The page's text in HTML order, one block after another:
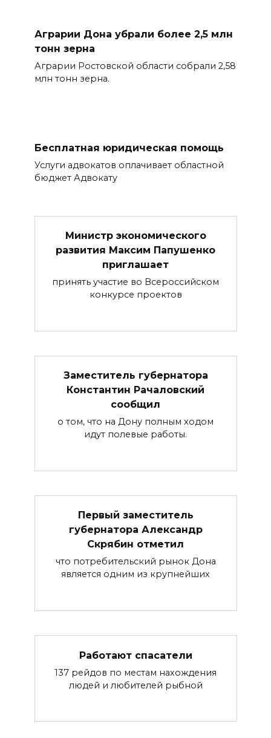
Аграрии Дона убрали более 2,5 млн
тонн зерна
Аграрии Ростовской области собрали 2,58
млн тонн зерна.
Бесплатная юридическая помощь
Услуги адвокатов оплачивает областной
бюджет Адвокату
Министр экономического
развития Максим Папушенко
приглашает
принять участие во Всероссийском
конкурсе проектов
Заместитель губернатора
Константин Рачаловский
сообщил
о том, что на Дону полным ходом
идут полевые работы.
Первый заместитель
губернатора Александр
Скрябин отметил
что потребительский рынок Дона
является одним из крупнейших
Работают спасатели
137 рейдов по местам нахождения
людей и любителей рыбной